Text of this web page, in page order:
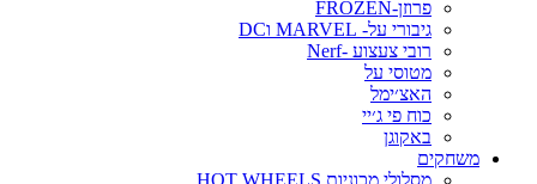
פרוזן-FROZEN
גיבורי על- MARVEL וDC
רובי צעצוע -Nerf
מטוסי על
האצ׳ימל
כוח פי ג׳יי
באקוגן
משחקים
מסלולי מכוניות HOT WHEELS